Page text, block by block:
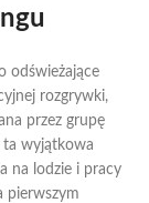
odświeżające
rozgrywki,
przez grupę
wyjątkowa
na lodzie i pracy
pierwszym